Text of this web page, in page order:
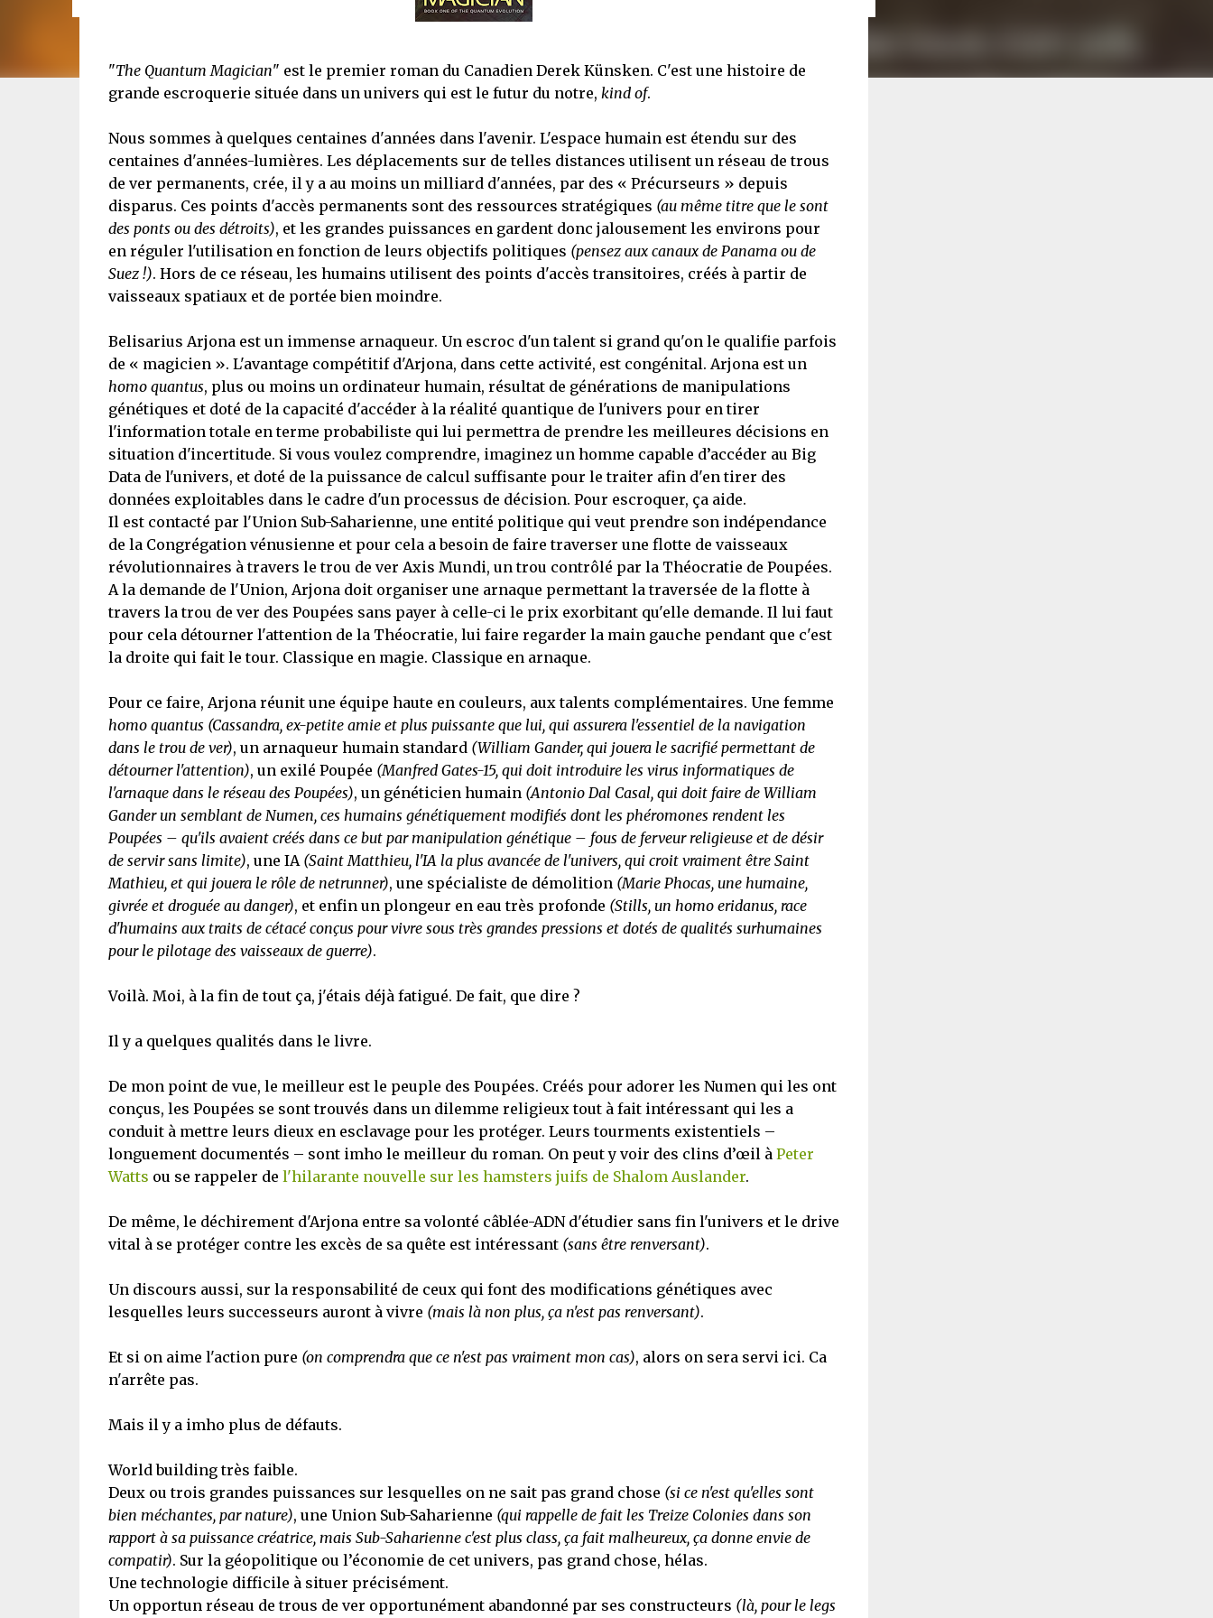
"The Quantum Magician" est le premier roman du Canadien Derek Künsken. C'est une histoire de
grande escroquerie située dans un univers qui est le futur du notre, kind of.
Nous sommes à quelques centaines d'années dans l'avenir. L'espace humain est étendu sur des
centaines d'années-lumières. Les déplacements sur de telles distances utilisent un réseau de trous
de ver permanents, crée, il y a au moins un milliard d'années, par des « Précurseurs » depuis
disparus. Ces points d'accès permanents sont des ressources stratégiques (au même titre que le sont
des ponts ou des détroits), et les grandes puissances en gardent donc jalousement les environs pour
en réguler l'utilisation en fonction de leurs objectifs politiques (pensez aux canaux de Panama ou de
Suez !). Hors de ce réseau, les humains utilisent des points d'accès transitoires, créés à partir de
vaisseaux spatiaux et de portée bien moindre.
Belisarius Arjona est un immense arnaqueur. Un escroc d'un talent si grand qu'on le qualifie parfois
de « magicien ». L'avantage compétitif d'Arjona, dans cette activité, est congénital. Arjona est un
homo quantus, plus ou moins un ordinateur humain, résultat de générations de manipulations
génétiques et doté de la capacité d'accéder à la réalité quantique de l'univers pour en tirer
l'information totale en terme probabiliste qui lui permettra de prendre les meilleures décisions en
situation d'incertitude. Si vous voulez comprendre, imaginez un homme capable d’accéder au Big
Data de l'univers, et doté de la puissance de calcul suffisante pour le traiter afin d'en tirer des
données exploitables dans le cadre d'un processus de décision. Pour escroquer, ça aide.
Il est contacté par l'Union Sub-Saharienne, une entité politique qui veut prendre son indépendance
de la Congrégation vénusienne et pour cela a besoin de faire traverser une flotte de vaisseaux
révolutionnaires à travers le trou de ver Axis Mundi, un trou contrôlé par la Théocratie de Poupées.
A la demande de l'Union, Arjona doit organiser une arnaque permettant la traversée de la flotte à
travers la trou de ver des Poupées sans payer à celle-ci le prix exorbitant qu'elle demande. Il lui faut
pour cela détourner l'attention de la Théocratie, lui faire regarder la main gauche pendant que c'est
la droite qui fait le tour. Classique en magie. Classique en arnaque.
Pour ce faire, Arjona réunit une équipe haute en couleurs, aux talents complémentaires. Une femme
homo quantus (Cassandra, ex-petite amie et plus puissante que lui, qui assurera l'essentiel de la navigation
dans le trou de ver), un arnaqueur humain standard (William Gander, qui jouera le sacrifié permettant de
détourner l'attention), un exilé Poupée (Manfred Gates-15, qui doit introduire les virus informatiques de
l'arnaque dans le réseau des Poupées), un généticien humain (Antonio Dal Casal, qui doit faire de William
Gander un semblant de Numen, ces humains génétiquement modifiés dont les phéromones rendent les
Poupées – qu'ils avaient créés dans ce but par manipulation génétique – fous de ferveur religieuse et de désir
de servir sans limite), une IA (Saint Matthieu, l'IA la plus avancée de l'univers, qui croit vraiment être Saint
Mathieu, et qui jouera le rôle de netrunner), une spécialiste de démolition (Marie Phocas, une humaine,
givrée et droguée au danger), et enfin un plongeur en eau très profonde (Stills, un homo eridanus, race
d'humains aux traits de cétacé conçus pour vivre sous très grandes pressions et dotés de qualités surhumaines
pour le pilotage des vaisseaux de guerre).
Voilà. Moi, à la fin de tout ça, j'étais déjà fatigué. De fait, que dire ?
Il y a quelques qualités dans le livre.
De mon point de vue, le meilleur est le peuple des Poupées. Créés pour adorer les Numen qui les ont
conçus, les Poupées se sont trouvés dans un dilemme religieux tout à fait intéressant qui les a
conduit à mettre leurs dieux en esclavage pour les protéger. Leurs tourments existentiels –
longuement documentés – sont imho le meilleur du roman. On peut y voir des clins d’œil à Peter
Watts ou se rappeler de l'hilarante nouvelle sur les hamsters juifs de Shalom Auslander.
De même, le déchirement d'Arjona entre sa volonté câblée-ADN d'étudier sans fin l'univers et le drive
vital à se protéger contre les excès de sa quête est intéressant (sans être renversant).
Un discours aussi, sur la responsabilité de ceux qui font des modifications génétiques avec
lesquelles leurs successeurs auront à vivre (mais là non plus, ça n'est pas renversant).
Et si on aime l'action pure (on comprendra que ce n'est pas vraiment mon cas), alors on sera servi ici. Ca
n'arrête pas.
Mais il y a imho plus de défauts.
World building très faible.
Deux ou trois grandes puissances sur lesquelles on ne sait pas grand chose (si ce n'est qu'elles sont
bien méchantes, par nature), une Union Sub-Saharienne (qui rappelle de fait les Treize Colonies dans son
rapport à sa puissance créatrice, mais Sub-Saharienne c'est plus class, ça fait malheureux, ça donne envie de
compatir). Sur la géopolitique ou l’économie de cet univers, pas grand chose, hélas.
Une technologie difficile à situer précisément.
Un opportun réseau de trous de ver opportunément abandonné par ses constructeurs (là, pour le legs